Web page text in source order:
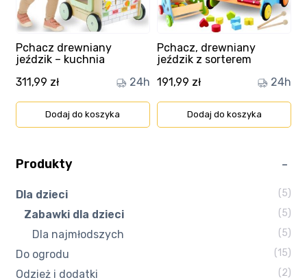
Pchacz drewniany
jeździk – kuchnia
311,99 zł 24h
Dodaj do koszyka
Pchacz, drewniany
jeździk z sorterem
191,99 zł 24h
Dodaj do koszyka
Produkty
Dla dzieci (5)
Zabawki dla dzieci (5)
Dla najmłodszych (5)
Do ogrodu (15)
Odzież i dodatki (2)